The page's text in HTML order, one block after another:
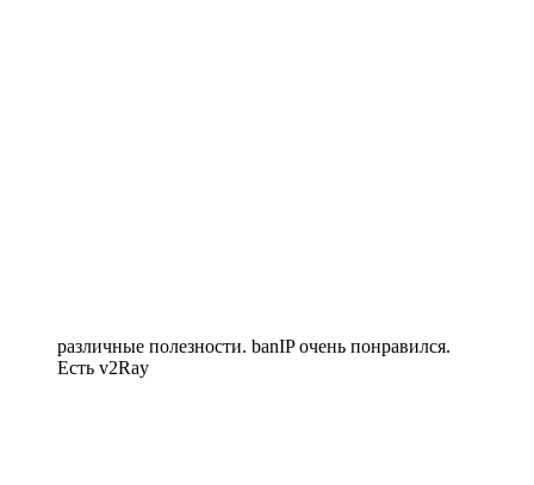
различные полезности. banIP очень понравился.
Есть v2Ray